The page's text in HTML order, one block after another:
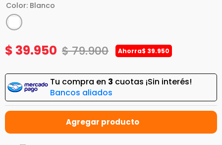
Color: Blanco
$ 39.950 $79.900 Ahorra$ 39.950
Tu compra en 3 cuotas ¡Sin interés!
Bancos aliados